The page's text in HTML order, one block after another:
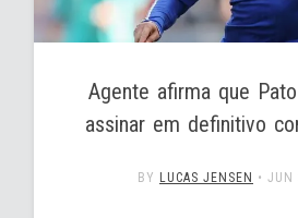
Agente afirma que
assinar em definitivo
BY LUCAS JENSEN • JUN